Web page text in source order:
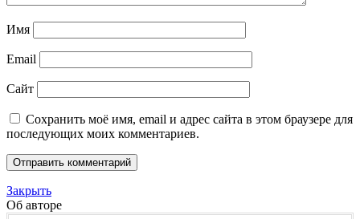
Имя
Email
Сайт
Сохранить моё имя, email и адрес сайта в этом браузере для
последующих моих комментариев.
Закрыть
Об авторе